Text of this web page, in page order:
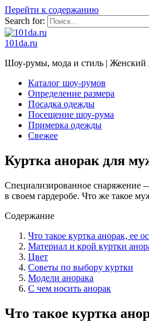
Перейти к содержанию
Search for:
101da.ru
Шоу-румы, мода и стиль | Женский
Каталог шоу-румов
Определение размера
Посадка одежды
Посещение шоу-рума
Примерка одежды
Свежее
Куртка анорак для
Специализированное снаряжение
в своем гардеробе. Что же такое
Содержание
Что такое куртка анорак, ее
Материал и крой куртки
Цвет
Советы по выбору куртки
Модели анорака
С чем носить анорак
Что такое куртка